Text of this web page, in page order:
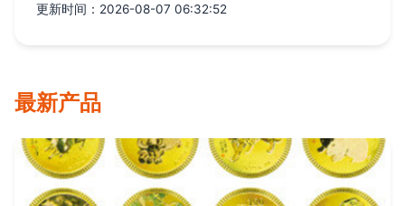
更新时间：2026-08-07 06:32:52
最新产品